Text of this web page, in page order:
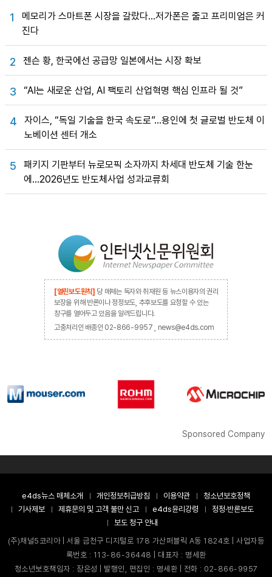
1
메모리가 스마트폰 시장을 갈랐다…저가폰은 줄고 프리미엄은 커
진다
2 젠슨 황, 한국에선 공급망 일본에서는 시장 확보
3 “AI는 새로운 산업, AI 팩토리 산업혁명 핵심 인프라 될 것”
4
자이스, “독일 기술을 한국 속도로”…용인에 첫 글로벌 반도체 이
노베이션 센터 개소
5
패키지 기판부터 뉴로모픽 소자까지 차세대 반도체 기술 한눈
에…2026년도 반도체사업 성과교류회
[열린보도원칙] 당 매체는 독자와 취재원 등 뉴스이용자의 권리
보장을 위해 반론이나 정정보도, 추후보도를 요청할 수 있는
창구를 열어두고 있음을 알려드립니다.
고충처리인 배종인 02-866-9957 , news@e4ds.com
Sponsored Company
e4ds뉴스 매체소개 개인정보취급방침 이용약관
청소년보호정책
기사제보
제휴문의 및 고객 불만 신고 e4ds윤리강령
정정·반론보도
보도 청구 안내
(주)채널5코리아 | 서울 금천구 디지털로 178 가산퍼블릭 A동 1824호 | 사업자등
록번호 : 113-86-36448 | 대표자 : 명세환
청소년보호책임자 : 장은성 | 발행인, 편집인 : 명세환 | 전화 : 02-866-9957